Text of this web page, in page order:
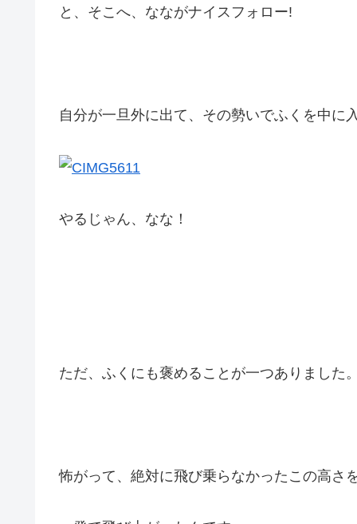
と、そこへ、なながナイスフォロー!
自分が一旦外に出て、その勢いでふくを中に
やるじゃん、なな！
ただ、ふくにも褒めることが一つありました。
怖がって、絶対に飛び乗らなかったこの高さを